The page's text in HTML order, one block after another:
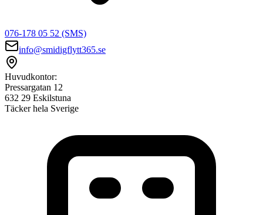
076-178 05 52 (SMS)
info@smidigflytt365.se
Huvudkontor:
Pressargatan 12
632 29 Eskilstuna
Täcker hela Sverige